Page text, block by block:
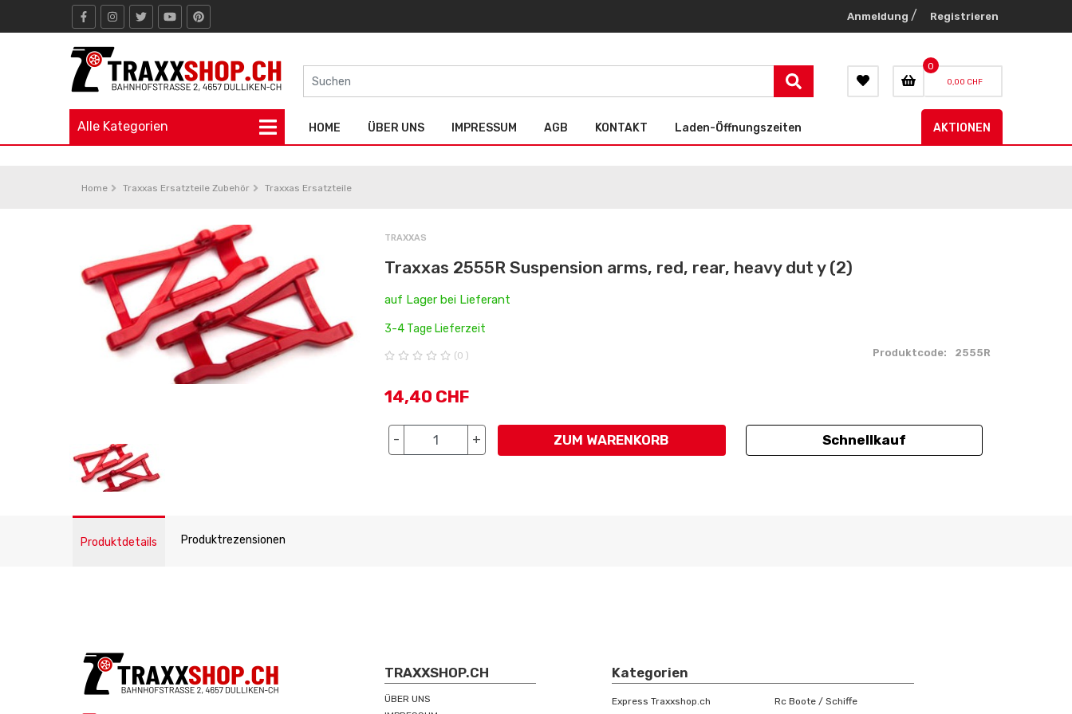
Anmeldung / Registrieren
0
0,00 CHF
Alle Kategorien HOME ÜBER UNS IMPRESSUM AGB KONTAKT Laden-Öffnungszeiten AKTIONEN
Home Traxxas Ersatzteile Zubehör Traxxas Ersatzteile
TRAXXAS
Traxxas 2555R Suspension arms, red, rear, heavy dut y (2)
auf Lager bei Lieferant
3-4 Tage Lieferzeit
(0 ) Produktcode: 2555R
14,40 CHF
- + ZUM WARENKORB Schnellkauf
Produktdetails Produktrezensionen
TRAXXSHOP.CH
ÜBER UNS
Kategorien
Express Traxxshop.ch Rc Boote / Schiffe